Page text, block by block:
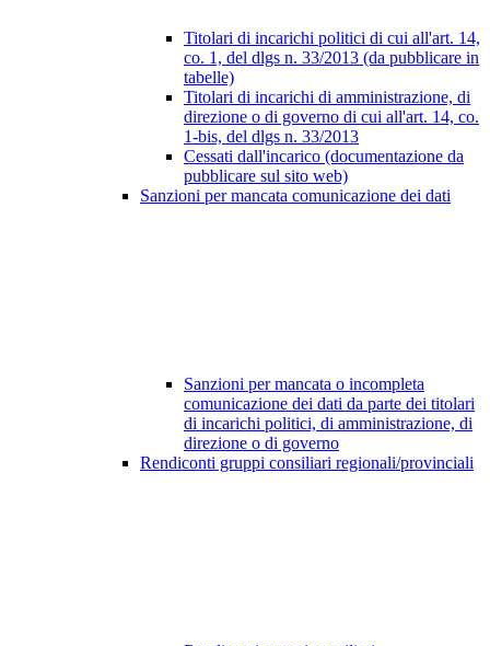
Titolari di incarichi politici di cui all'art. 14,
co. 1, del dlgs n. 33/2013 (da pubblicare in
tabelle)
Titolari di incarichi di amministrazione, di
direzione o di governo di cui all'art. 14, co.
1-bis, del dlgs n. 33/2013
Cessati dall'incarico (documentazione da
pubblicare sul sito web)
Sanzioni per mancata comunicazione dei dati
Sanzioni per mancata o incompleta
comunicazione dei dati da parte dei titolari
di incarichi politici, di amministrazione, di
direzione o di governo
Rendiconti gruppi consiliari regionali/provinciali